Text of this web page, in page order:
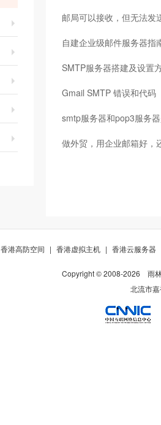
邮局可以接收，但无法发
自建企业级邮件服务器指
SMTP服务器搭建及设置
Gmail SMTP 错误和代码
smtp服务器和pop3服务
做外贸，用企业邮箱好，
香港高防空间 | 香港虚拟主机 | 香港云服务器
Copyright © 2008-2026
雨
北流市